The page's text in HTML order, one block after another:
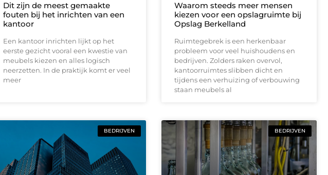
Dit zijn de meest gemaakte
fouten bij het inrichten van een
kantoor
Een kantoor inrichten lijkt op het
eerste gezicht vooral een kwestie van
meubels kiezen en alles logisch
neerzetten. In de praktijk komt er veel
meer
Waarom steeds meer mensen
kiezen voor een opslagruimte bij
Opslag Berkelland
Ruimtegebrek is een herkenbaar
probleem voor veel huishoudens en
bedrijven. Zolders raken overvol,
kantoorruimtes slibben dicht en
tijdens een verhuizing of verbouwing
staan meubels al
BEDRIJVEN BEDRIJVEN